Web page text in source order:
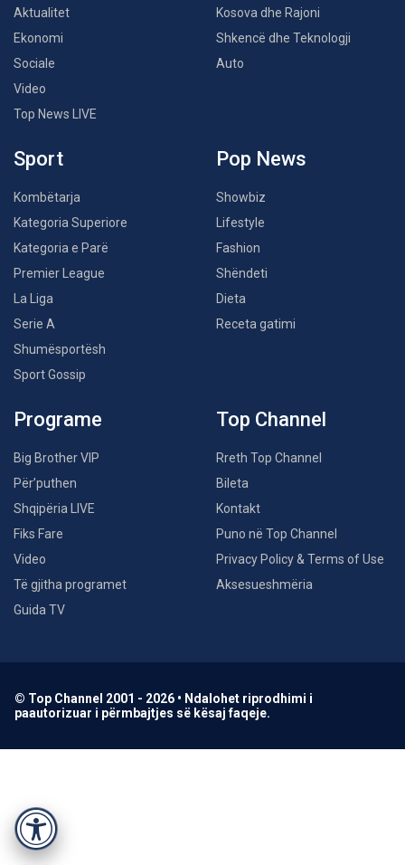
Accessibility
Aktualitet
Ekonomi
Sociale
Video
Top News LIVE
Kosova dhe Rajoni
Shkencë dhe Teknologji
Auto
Sport
Kombëtarja
Kategoria Superiore
Kategoria e Parë
Premier League
La Liga
Serie A
Shumësportësh
Sport Gossip
Pop News
Showbiz
Lifestyle
Fashion
Shëndeti
Dieta
Receta gatimi
Programe
Big Brother VIP
Për’puthen
Shqipëria LIVE
Fiks Fare
Video
Të gjitha programet
Guida TV
Top Channel
Rreth Top Channel
Bileta
Kontakt
Puno në Top Channel
Privacy Policy & Terms of Use
Aksesueshmëria
© Top Channel 2001 - 2026 • Ndalohet riprodhimi i
paautorizuar i përmbajtjes së kësaj faqeje.